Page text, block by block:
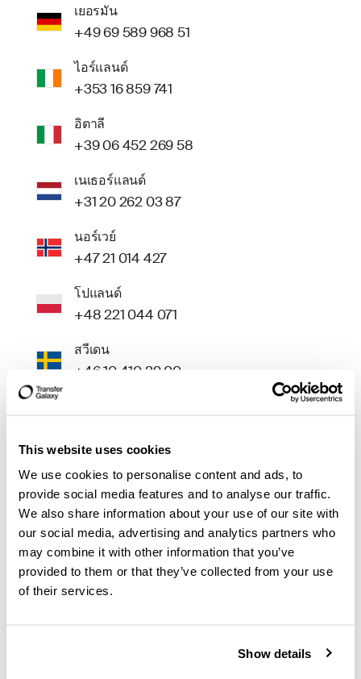
This website uses cookies
We use cookies to personalise content and ads, to
provide social media features and to analyse our traffic.
We also share information about your use of our site with
our social media, advertising and analytics partners who
may combine it with other information that you’ve
provided to them or that they’ve collected from your use
of their services.
Show details
เยอรมัน
+49 69 589 968 51
ไอร์แลนด์
+353 16 859 741
อิตาลี
+39 06 452 269 58
เนเธอร์แลนด์
+31 20 262 03 87
นอร์เวย์
+47 21 014 427
โปแลนด์
+48 221 044 071
สวีเดน
+46 10 410 29 00
+46 10 410 29 00
แคนาดา
+1 43 78376744